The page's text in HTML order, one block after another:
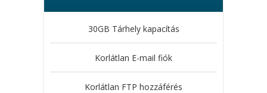
30GB Tárhely kapacítás
Korlátlan E-mail fiók
Korlátlan FTP hozzáférés